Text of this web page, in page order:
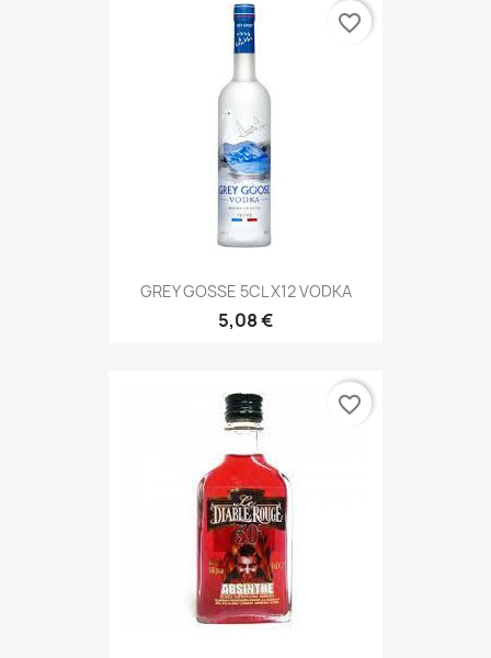
GREY GOSSE 5CL X12 VODKA
5,08 €
favorite_border
favorite_border